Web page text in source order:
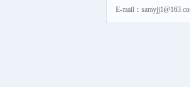
E-mail：